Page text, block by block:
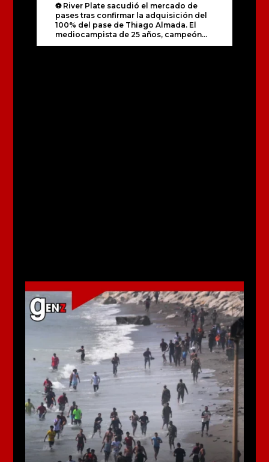
⚽️ River Plate sacudió el mercado de
pases tras confirmar la adquisición del
100% del pase de Thiago Almada. El
mediocampista de 25 años, campeón...